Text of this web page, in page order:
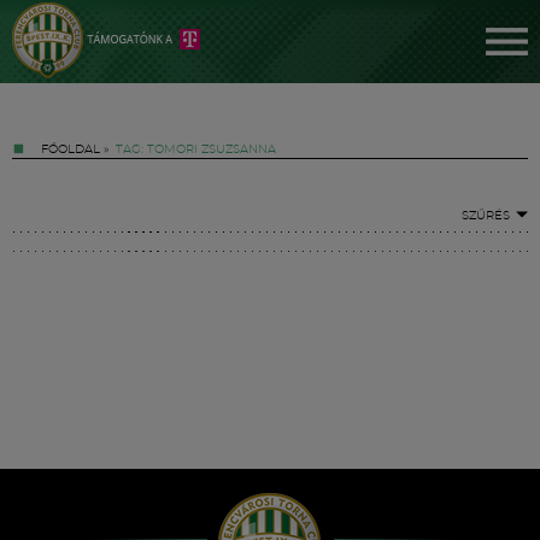
FŐOLDAL » TAG: TOMORI ZSUZSANNA
SZŰRÉS
Hírek